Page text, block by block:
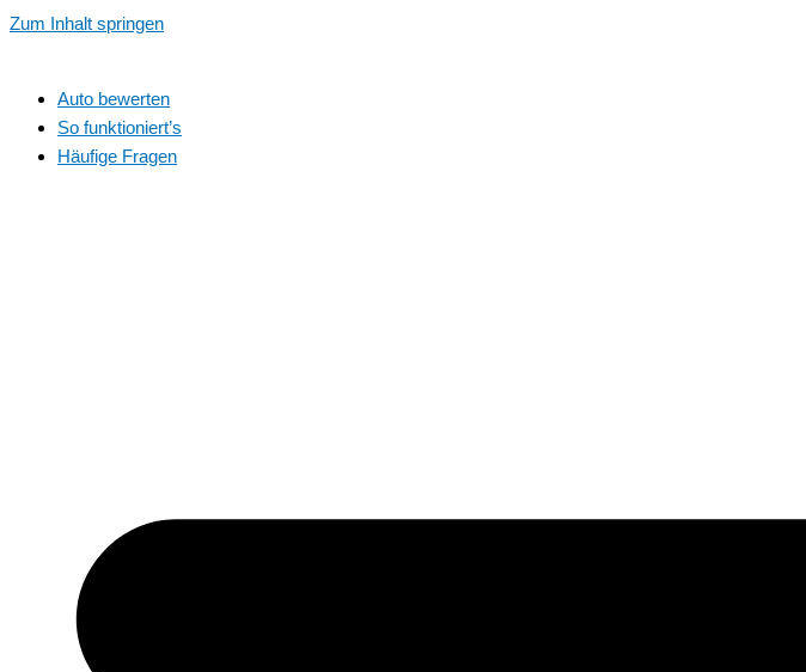
Zum Inhalt springen
Auto bewerten
So funktioniert’s
Häufige Fragen